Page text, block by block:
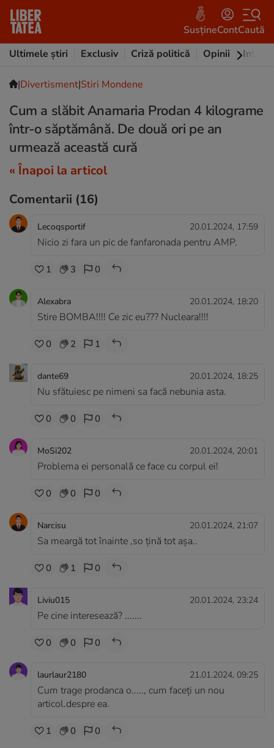
SusțineContCaută
Ultimele știri
Exclusiv Criză politică Opinii
|Divertisment|Stiri Mondene
Cum a slăbit Anamaria Prodan 4 kilograme
într-o săptămână. De două ori pe an
urmează această cură
« Înapoi la articol
Comentarii (16)
Lecoqsportif 20.01.2024, 17:59
Nicio zi fara un pic de fanfaronada pentru AMP.
1 3 0
Alexabra 20.01.2024, 18:20
Stire BOMBA!!!! Ce zic eu??? Nucleara!!!!
0 2 1
dante69 20.01.2024, 18:25
Nu sfătuiesc pe nimeni sa facă nebunia asta.
0 0 0
MoSi202 20.01.2024, 20:01
Problema ei personală ce face cu corpul ei!
0 0 0
Narcisu 20.01.2024, 21:07
Sa meargă tot înainte ,so țină tot așa..
0 1 0
Liviu015 20.01.2024, 23:24
Pe cine interesează? .......
0 0 0
laurlaur2180 21.01.2024, 09:25
Cum trage prodanca o....., cum faceți un nou
articol.despre ea.
1 0 0